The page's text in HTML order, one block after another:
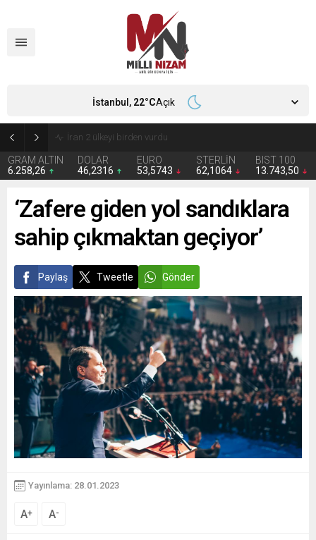
İran 2 ülkeyi birden vurdu
GRAM ALTIN
6.258,26
DOLAR
46,2316
EURO
53,5743
STERLİN
62,1064
BIST 100
13.743,50
İstanbul, 22°CAçık
‘Zafere giden yol sandıklara
sahip çıkmaktan geçiyor’
Paylaş Tweetle Gönder
Yayınlama: 28.01.2023
A+ A-